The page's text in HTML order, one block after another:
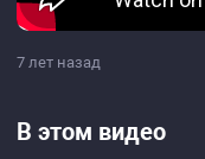
7 лет назад
В этом видео